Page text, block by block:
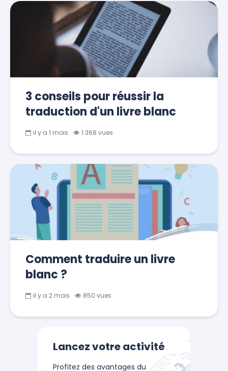
3 conseils pour réussir la
traduction d'un livre blanc
il y a 1 mois 1 368 vues
Comment traduire un livre
blanc ?
il y a 2 mois 850 vues
Lancez votre activité
Profitez des avantages du